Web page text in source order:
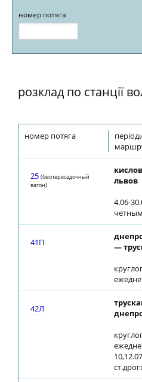
номер потяга
розклад по станції
номер потяга
25 (беспересадочный
вагон)
львов
4.06-
четным
41П
—
42Л